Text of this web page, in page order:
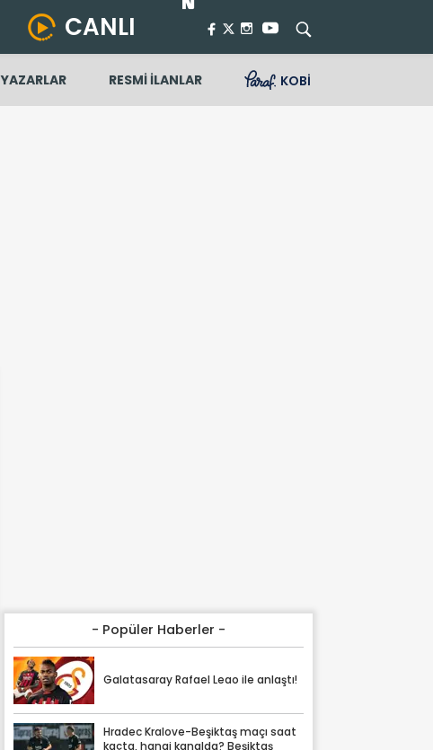
CANLI
YAZARLAR RESMİ İLANLAR KOBİ
- Popüler Haberler -
Galatasaray Rafael Leao ile anlaştı!
Hradec Kralove-Beşiktaş maçı saat
kaçta, hangi kanalda? Beşiktaş